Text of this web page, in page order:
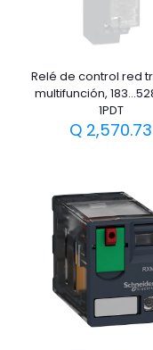
Relé de control red
multifunción,
1PDT
Q 2,570.73